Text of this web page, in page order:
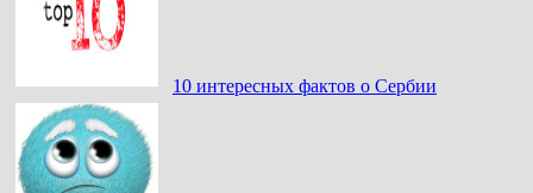
10 интересных фактов о Сербии